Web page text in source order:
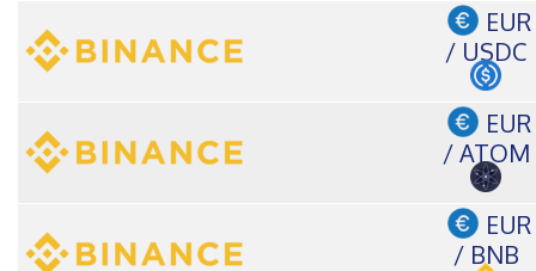
EUR
/ USDC
EUR
/ ATOM
EUR
/ BNB